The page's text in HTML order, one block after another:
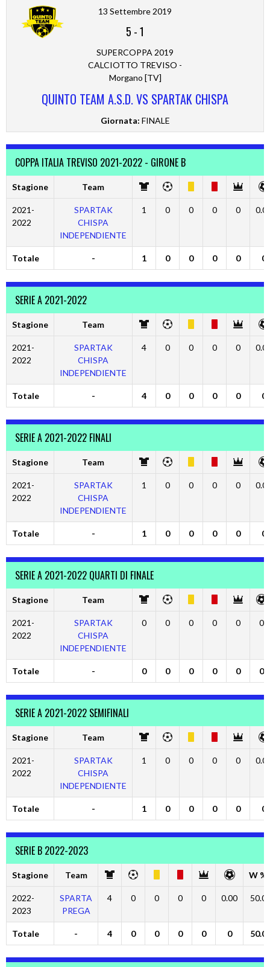
13 Settembre 2019
5 -1
SUPERCOPPA 2019
CALCIOTTO TREVISO -
Morgano [TV]
QUINTO TEAM A.S.D. VS SPARTAK CHISPA
Giornata: FINALE
COPPA ITALIA TREVISO 2021-2022 - GIRONE B
Stagione Team
2021-
2022
SPARTAK
CHISPA
INDEPENDIENTE
1 0 0 0 0
Totale - 1 0 0 0 0 0
SERIE A 2021-2022
Stagione Team
2021-
2022
SPARTAK
CHISPA
INDEPENDIENTE
4 0 0 0 0
Totale - 4 0 0 0 0 0
SERIE A 2021-2022 FINALI
Stagione Team
2021-
2022
SPARTAK
CHISPA
INDEPENDIENTE
1 0 0 0 0
Totale - 1 0 0 0 0 0
SERIE A 2021-2022 QUARTI DI FINALE
Stagione Team
2021-
2022
SPARTAK
CHISPA
INDEPENDIENTE
0 0 0 0 0 0
Totale - 0 0 0 0 0 0
SERIE A 2021-2022 SEMIFINALI
Stagione Team
2021-
2022
SPARTAK
CHISPA
INDEPENDIENTE
1 0 0 0 0
Totale - 1 0 0 0 0 0
SERIE B 2022-2023
Stagione Team W %
2022-
2023
SPARTA
PREGA
4 0 0 0 0 0.00 50.0
Totale - 4 0 0 0 0 0 50.0